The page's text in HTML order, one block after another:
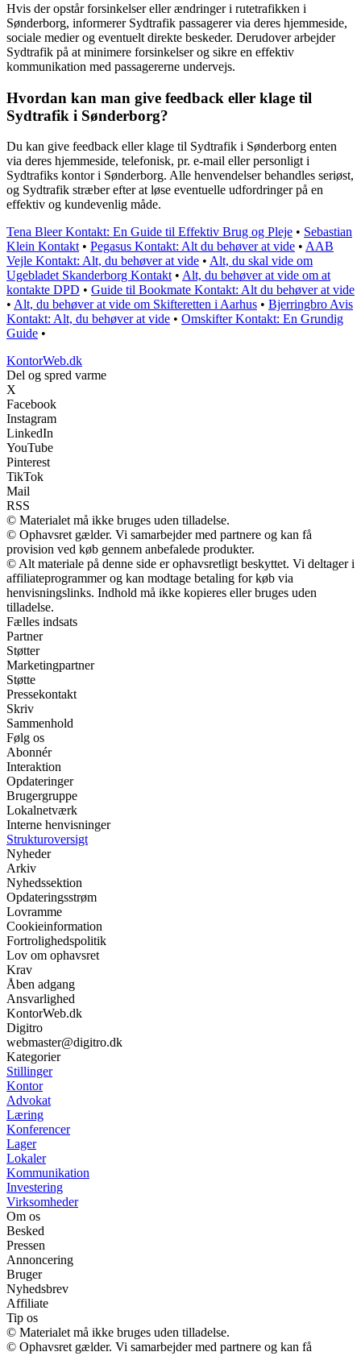
Hvis der opstår forsinkelser eller ændringer i rutetrafikken i
Sønderborg, informerer Sydtrafik passagerer via deres hjemmeside,
sociale medier og eventuelt direkte beskeder. Derudover arbejder
Sydtrafik på at minimere forsinkelser og sikre en effektiv
kommunikation med passagererne undervejs.
Hvordan kan man give feedback eller klage til
Sydtrafik i Sønderborg?
Du kan give feedback eller klage til Sydtrafik i Sønderborg enten
via deres hjemmeside, telefonisk, pr. e-mail eller personligt i
Sydtrafiks kontor i Sønderborg. Alle henvendelser behandles seriøst,
og Sydtrafik stræber efter at løse eventuelle udfordringer på en
effektiv og kundevenlig måde.
Tena Bleer Kontakt: En Guide til Effektiv Brug og Pleje • Sebastian
Klein Kontakt • Pegasus Kontakt: Alt du behøver at vide • AAB
Vejle Kontakt: Alt, du behøver at vide • Alt, du skal vide om
Ugebladet Skanderborg Kontakt • Alt, du behøver at vide om at
kontakte DPD • Guide til Bookmate Kontakt: Alt du behøver at vide
• Alt, du behøver at vide om Skifteretten i Aarhus • Bjerringbro Avis
Kontakt: Alt, du behøver at vide • Omskifter Kontakt: En Grundig
Guide •
KontorWeb.dk
Del og spred varme
X
Facebook
Instagram
LinkedIn
YouTube
Pinterest
TikTok
Mail
RSS
© Materialet må ikke bruges uden tilladelse.
© Ophavsret gælder. Vi samarbejder med partnere og kan få
provision ved køb gennem anbefalede produkter.
© Alt materiale på denne side er ophavsretligt beskyttet. Vi deltager i
affiliateprogrammer og kan modtage betaling for køb via
henvisningslinks. Indhold må ikke kopieres eller bruges uden
tilladelse.
Fælles indsats
Partner
Støtter
Marketingpartner
Støtte
Pressekontakt
Skriv
Sammenhold
Følg os
Abonnér
Interaktion
Opdateringer
Brugergruppe
Lokalnetværk
Interne henvisninger
Strukturoversigt
Nyheder
Arkiv
Nyhedssektion
Opdateringsstrøm
Lovramme
Cookieinformation
Fortrolighedspolitik
Lov om ophavsret
Krav
Åben adgang
Ansvarlighed
KontorWeb.dk
Digitro
webmaster@digitro.dk
Kategorier
Stillinger
Kontor
Advokat
Læring
Konferencer
Lager
Lokaler
Kommunikation
Investering
Virksomheder
Om os
Besked
Pressen
Annoncering
Bruger
Nyhedsbrev
Affiliate
Tip os
© Materialet må ikke bruges uden tilladelse.
© Ophavsret gælder. Vi samarbejder med partnere og kan få